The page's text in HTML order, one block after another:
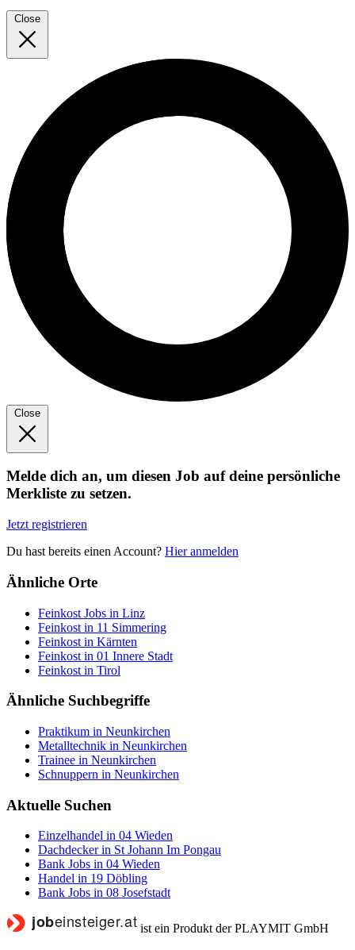
Close
Close
Melde dich an, um diesen Job auf deine persönliche
Merkliste zu setzen.
Jetzt registrieren
Du hast bereits einen Account? Hier anmelden
Ähnliche Orte
Feinkost Jobs in Linz
Feinkost in 11 Simmering
Feinkost in Kärnten
Feinkost in 01 Innere Stadt
Feinkost in Tirol
Ähnliche Suchbegriffe
Praktikum in Neunkirchen
Metalltechnik in Neunkirchen
Trainee in Neunkirchen
Schnuppern in Neunkirchen
Aktuelle Suchen
Einzelhandel in 04 Wieden
Dachdecker in St Johann Im Pongau
Bank Jobs in 04 Wieden
Handel in 19 Döbling
Bank Jobs in 08 Josefstadt
ist ein Produkt der PLAYMIT GmbH